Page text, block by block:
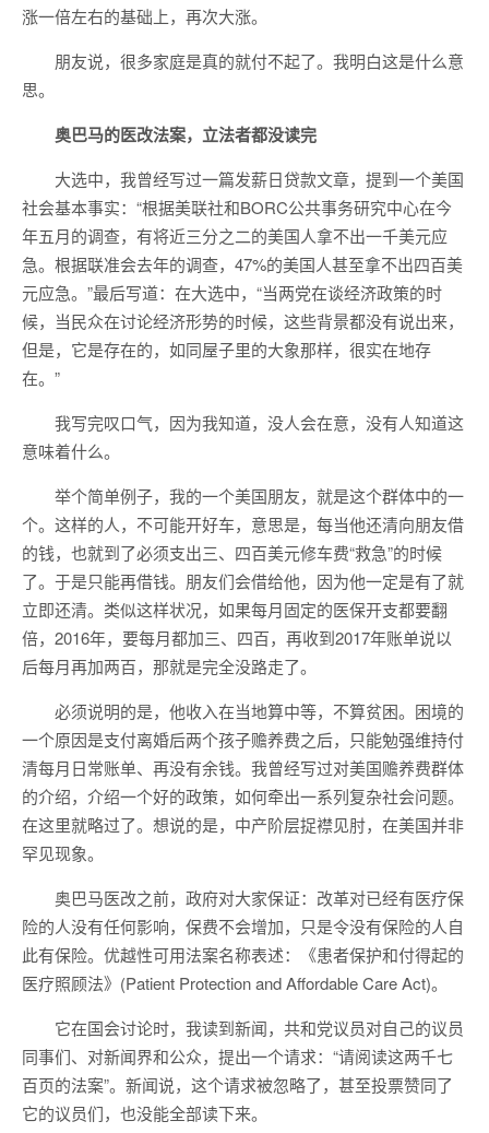
涨一倍左右的基础上，再次大涨。
朋友说，很多家庭是真的就付不起了。我明白这是什么意
思。
奥巴马的医改法案，立法者都没读完
大选中，我曾经写过一篇发薪日贷款文章，提到一个美国
社会基本事实：“根据美联社和BORC公共事务研究中心在今
年五月的调查，有将近三分之二的美国人拿不出一千美元应
急。根据联准会去年的调查，47%的美国人甚至拿不出四百美
元应急。”最后写道：在大选中，“当两党在谈经济政策的时
候，当民众在讨论经济形势的时候，这些背景都没有说出来，
但是，它是存在的，如同屋子里的大象那样，很实在地存
在。”
我写完叹口气，因为我知道，没人会在意，没有人知道这
意味着什么。
举个简单例子，我的一个美国朋友，就是这个群体中的一
个。这样的人，不可能开好车，意思是，每当他还清向朋友借
的钱，也就到了必须支出三、四百美元修车费“救急”的时候
了。于是只能再借钱。朋友们会借给他，因为他一定是有了就
立即还清。类似这样状况，如果每月固定的医保开支都要翻
倍，2016年，要每月都加三、四百，再收到2017年账单说以
后每月再加两百，那就是完全没路走了。
必须说明的是，他收入在当地算中等，不算贫困。困境的
一个原因是支付离婚后两个孩子赡养费之后，只能勉强维持付
清每月日常账单、再没有余钱。我曾经写过对美国赡养费群体
的介绍，介绍一个好的政策，如何牵出一系列复杂社会问题。
在这里就略过了。想说的是，中产阶层捉襟见肘，在美国并非
罕见现象。
奥巴马医改之前，政府对大家保证：改革对已经有医疗保
险的人没有任何影响，保费不会增加，只是令没有保险的人自
此有保险。优越性可用法案名称表述：《患者保护和付得起的
医疗照顾法》(Patient Protection and Affordable Care Act)。
它在国会讨论时，我读到新闻，共和党议员对自己的议员
同事们、对新闻界和公众，提出一个请求：“请阅读这两千七
百页的法案”。新闻说，这个请求被忽略了，甚至投票赞同了
它的议员们，也没能全部读下来。